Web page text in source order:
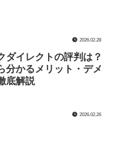
2026.02.28
ダイレクトの評判は？
分かるメリット・デメ
底解説
2026.02.26